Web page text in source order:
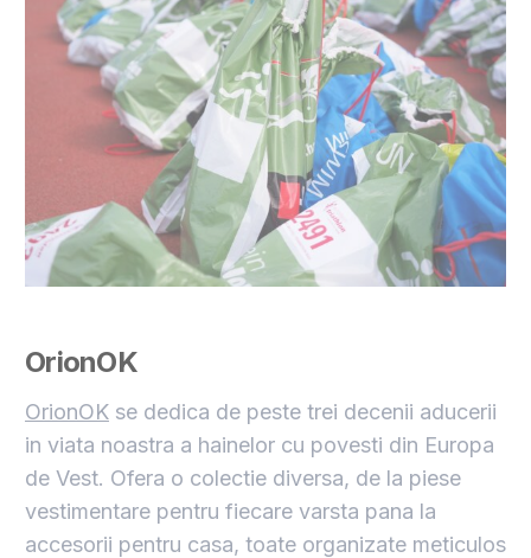
OrionOK
OrionOK se dedica de peste trei decenii aducerii
in viata noastra a hainelor cu povesti din Europa
de Vest. Ofera o colectie diversa, de la piese
vestimentare pentru fiecare varsta pana la
accesorii pentru casa, toate organizate meticulos